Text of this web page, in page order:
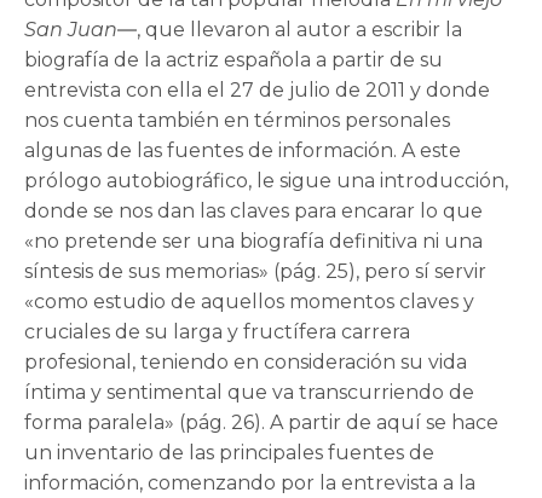
San Juan―, que llevaron al autor a escribir la
biografía de la actriz española a partir de su
entrevista con ella el 27 de julio de 2011 y donde
nos cuenta también en términos personales
algunas de las fuentes de información. A este
prólogo autobiográfico, le sigue una introducción,
donde se nos dan las claves para encarar lo que
«no pretende ser una biografía definitiva ni una
síntesis de sus memorias» (pág. 25), pero sí servir
«como estudio de aquellos momentos claves y
cruciales de su larga y fructífera carrera
profesional, teniendo en consideración su vida
íntima y sentimental que va transcurriendo de
forma paralela» (pág. 26). A partir de aquí se hace
un inventario de las principales fuentes de
información, comenzando por la entrevista a la